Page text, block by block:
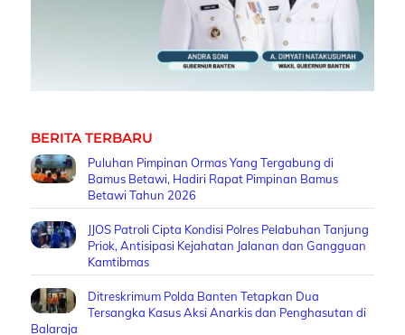
BERITA TERBARU
Puluhan Pimpinan Ormas Yang Tergabung di
Bamus Betawi, Hadiri Rapat Pimpinan Bamus
Betawi Tahun 2026
JJOS Patroli Cipta Kondisi Polres Pelabuhan Tanjung
Priok, Antisipasi Kejahatan Jalanan dan Gangguan
Kamtibmas
Ditreskrimum Polda Banten Tetapkan Dua
Tersangka Kasus Aksi Anarkis dan Penghasutan di
Balaraja